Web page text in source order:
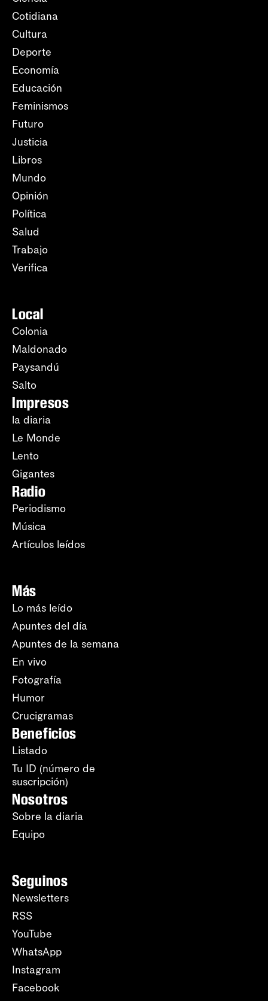
Cotidiana
Cultura
Deporte
Economía
Educación
Feminismos
Futuro
Justicia
Libros
Mundo
Opinión
Política
Salud
Trabajo
Verifica
Local
Colonia
Maldonado
Paysandú
Salto
Impresos
la diaria
Le Monde
Lento
Gigantes
Radio
Periodismo
Música
Artículos leídos
Más
Lo más leído
Apuntes del día
Apuntes de la semana
En vivo
Fotografía
Humor
Crucigramas
Beneficios
Listado
Tu ID (número de
suscripción)
Nosotros
Sobre la diaria
Equipo
Seguinos
Newsletters
RSS
YouTube
WhatsApp
Instagram
Facebook